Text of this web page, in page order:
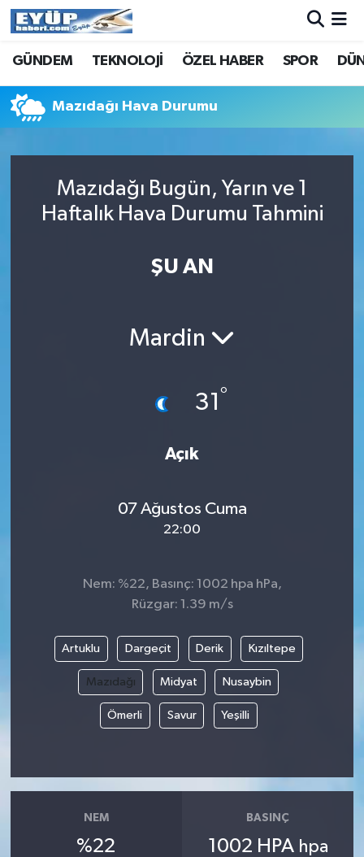
GÜNDEM TEKNOLOJİ ÖZEL HABER SPOR
Mazıdağı Hava Durumu
Mazıdağı Bugün, Yarın ve 1
Haftalık Hava Durumu Tahmini
ŞU AN
Mardin
31°
Açık
07 Ağustos Cuma
22:00
Nem: %22, Basınç: 1002 hpa hPa,
Rüzgar: 1.39 m/s
Artuklu Dargeçit Derik Kızıltepe
Mazıdağı Midyat Nusaybin
Ömerli Savur Yeşilli
NEM
%22
BASINÇ
1002 HPA hpa